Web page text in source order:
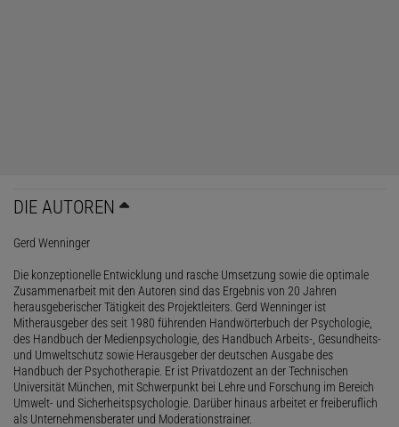
DIE AUTOREN
Gerd Wenninger
Die konzeptionelle Entwicklung und rasche Umsetzung sowie die optimale
Zusammenarbeit mit den Autoren sind das Ergebnis von 20 Jahren
herausgeberischer Tätigkeit des Projektleiters. Gerd Wenninger ist
Mitherausgeber des seit 1980 führenden Handwörterbuch der Psychologie,
des Handbuch der Medienpsychologie, des Handbuch Arbeits-, Gesundheits-
und Umweltschutz sowie Herausgeber der deutschen Ausgabe des
Handbuch der Psychotherapie. Er ist Privatdozent an der Technischen
Universität München, mit Schwerpunkt bei Lehre und Forschung im Bereich
Umwelt- und Sicherheitspsychologie. Darüber hinaus arbeitet er freiberuflich
als Unternehmensberater und Moderationstrainer.